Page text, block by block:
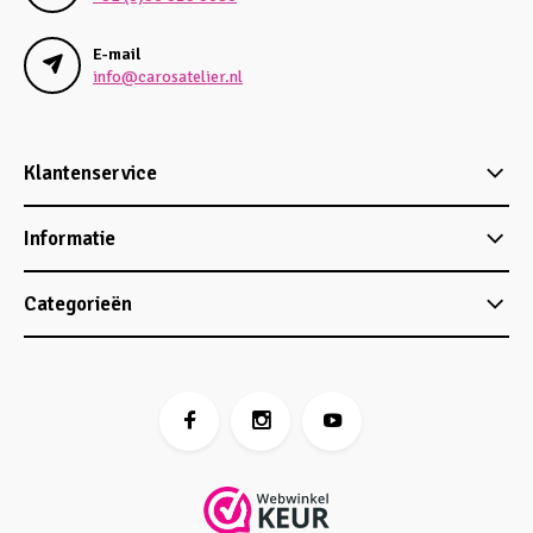
E-mail
info@carosatelier.nl
Klantenservice
Informatie
Categorieën